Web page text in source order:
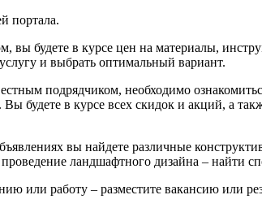
портала.
вы будете в курсе цен на материалы,
и выбрать оптимальный вариант.
подрядчиком, необходимо
будете в курсе всех скидок и акций, а
вы найдете различные
ландшафтного дизайна – найти
или работу – разместите вакансию или